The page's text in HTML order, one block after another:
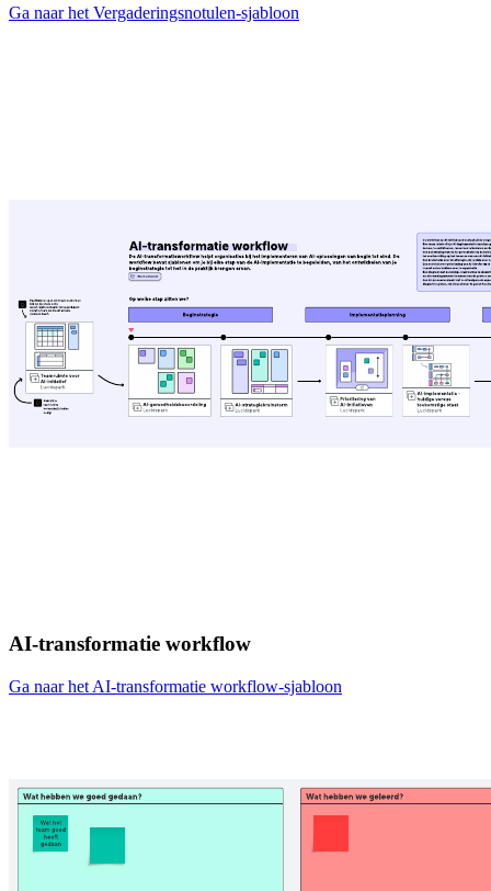
Ga naar het Vergaderingsnotulen-sjabloon
AI-transformatie workflow
Ga naar het AI-transformatie workflow-sjabloon